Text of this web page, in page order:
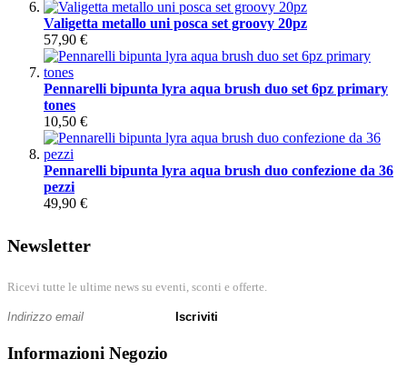
Valigetta metallo uni posca set groovy 20pz
57,90 €
Pennarelli bipunta lyra aqua brush duo set 6pz primary
tones
10,50 €
Pennarelli bipunta lyra aqua brush duo confezione da 36
pezzi
49,90 €
Newsletter
Ricevi tutte le ultime news su eventi, sconti e offerte.
Iscriviti
Informazioni Negozio